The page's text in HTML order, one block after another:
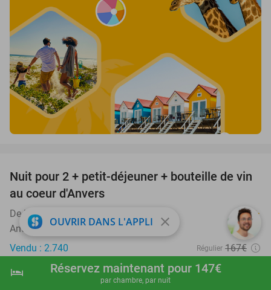
shopping_cart Réserver maintenant
hotel Réservez maintenant pour 147€
par chambre, par nuit
31%
Nuit pour 2 + petit-déjeuner + bouteille de vin
au coeur d'Anvers
De Keyser Hotel 8.0star
Antwerpen
Vendu : 2.740
Régulier 167€
Hors taxe de séjour d'environ 3€ p.p.p.n.
OUVRIR DANS L'APPLI close